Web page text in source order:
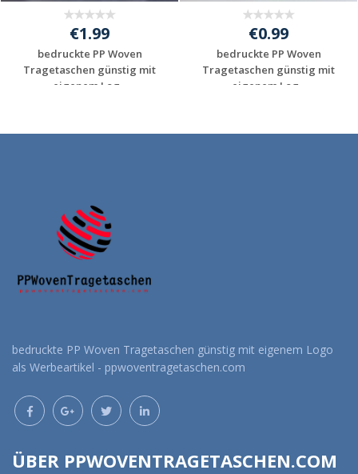
€1.99
bedruckte PP Woven
Tragetaschen günstig mit
eigenem Log...
€0.99
bedruckte PP Woven
Tragetaschen günstig mit
eigenem Log...
bedruckte PP Woven Tragetaschen günstig mit eigenem Logo
als Werbeartikel - ppwoventragetaschen.com
ÜBER PPWOVENTRAGETASCHEN.COM